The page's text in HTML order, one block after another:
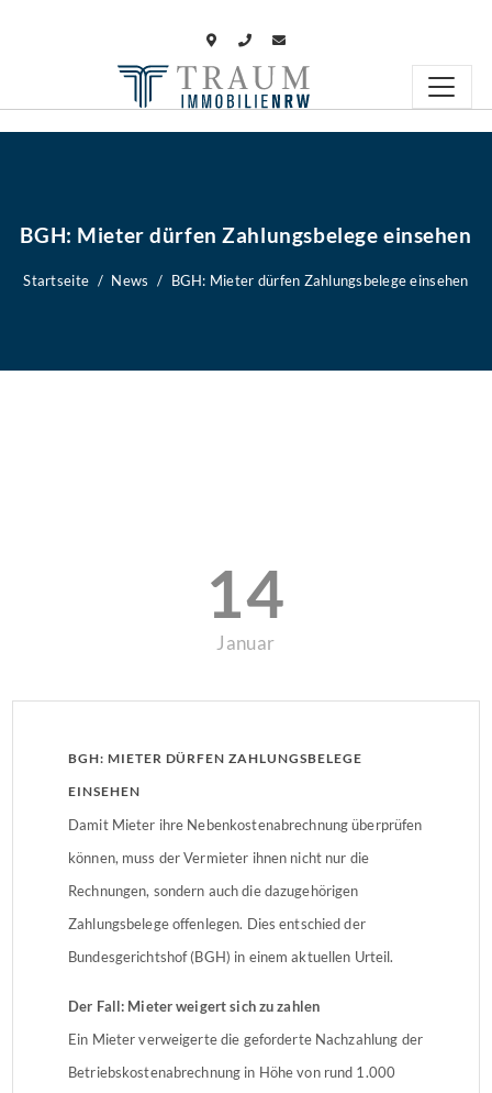
BGH: Mieter dürfen Zahlungsbelege einsehen
Startseite News BGH: Mieter dürfen Zahlungsbelege einsehen
14
Januar
BGH: MIETER DÜRFEN ZAHLUNGSBELEGE
EINSEHEN
Damit Mieter ihre Nebenkostenabrechnung überprüfen
können, muss der Vermieter ihnen nicht nur die
Rechnungen, sondern auch die dazugehörigen
Zahlungsbelege offenlegen. Dies entschied der
Bundesgerichtshof (BGH) in einem aktuellen Urteil.
Der Fall: Mieter weigert sich zu zahlen
Ein Mieter verweigerte die geforderte Nachzahlung der
Betriebskostenabrechnung in Höhe von rund 1.000